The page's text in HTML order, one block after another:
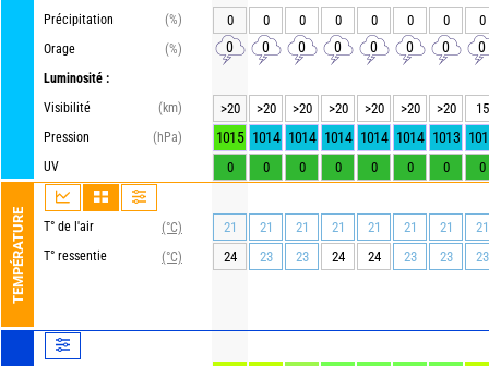
Précipitation
(%)
Orage
(%)
Luminosité :
Visibilité
(km)
Pression
(hPa)
UV
TEMPÉRATURE T° de l'air
(°C)
T° ressentie
(°C)
0 0 0 0 0 0 0 0
0 0 0 0 0 0 0 0
>20 >20 >20 >20 >20 >20 >20 15
1015 1014 1014 1014 1014 1014 1013
0 0 0 0 0 0 0 0
21 21 21 21 21 21 21
21
24
23 23 24 24 23 23 23